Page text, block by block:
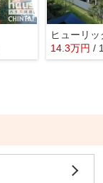
14.3万円 /